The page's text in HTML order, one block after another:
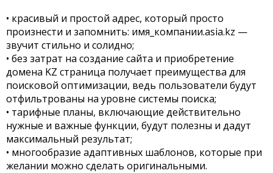
• красивый и простой адрес, который просто
произнести и запомнить: имя_компании.asia.kz —
звучит стильно и солидно;
• без затрат на создание сайта и приобретение
домена KZ страница получает преимущества для
поисковой оптимизации, ведь пользователи будут
отфильтрованы на уровне системы поиска;
• тарифные планы, включающие действительно
нужные и важные функции, будут полезны и дадут
максимальный результат;
• многообразие адаптивных шаблонов, которые при
желании можно сделать оригинальными.